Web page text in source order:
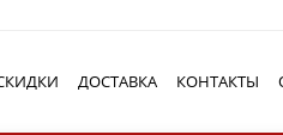
ДОСТАВКА КОНТАКТЫ